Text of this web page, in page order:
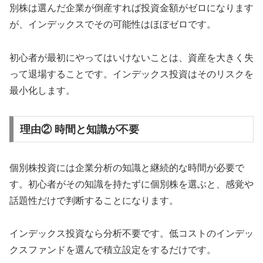
別株は選んだ企業が倒産すれば投資金額がゼロになります
が、インデックスでその可能性はほぼゼロです。
初心者が最初にやってはいけないことは、資産を大きく失
って退場することです。インデックス投資はそのリスクを
最小化します。
理由② 時間と知識が不要
個別株投資には企業分析の知識と継続的な時間が必要で
す。初心者がその知識を持たずに個別株を選ぶと、感覚や
話題性だけで判断することになります。
インデックス投資なら分析不要です。低コストのインデッ
クスファンドを選んで積立設定をするだけです。